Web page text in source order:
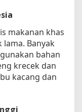
makanan khas
lama. Banyak
bahan
krecek dan
kacang dan